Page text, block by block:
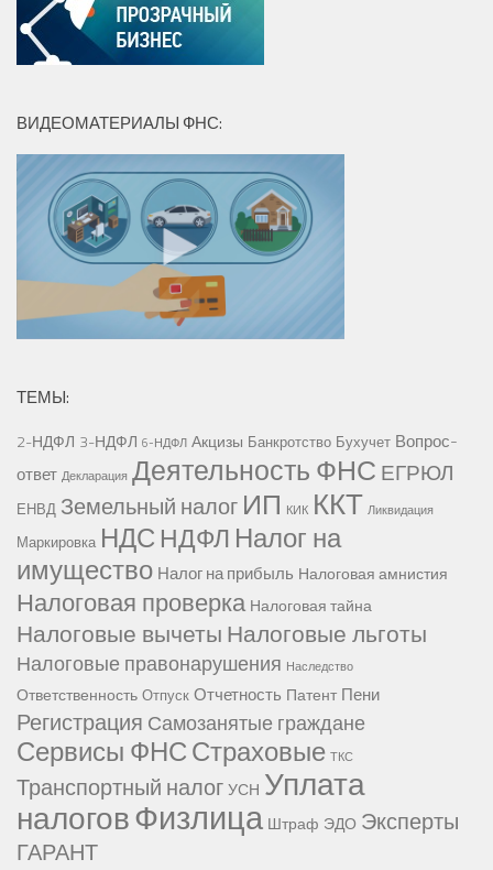
ВИДЕОМАТЕРИАЛЫ ФНС:
ТЕМЫ:
2-НДФЛ 3-НДФЛ 6-НДФЛ Акцизы Банкротство Бухучет Вопрос-
ответ Декларация Деятельность ФНС ЕГРЮЛ
ЕНВД Земельный налог ИП КИК ККТ Ликвидация
Маркировка НДС НДФЛ Налог на
имущество Налог на прибыль Налоговая амнистия
Налоговая проверка Налоговая тайна
Налоговые вычетыНалоговые льготы
Налоговые правонарушения Наследство
Ответственность Отпуск Отчетность Патент Пени
Регистрация Самозанятые граждане
Сервисы ФНССтраховые ТКС
Транспортный налогУСН Уплата
налоговФизлица Штраф ЭДО Эксперты
ГАРАНТ